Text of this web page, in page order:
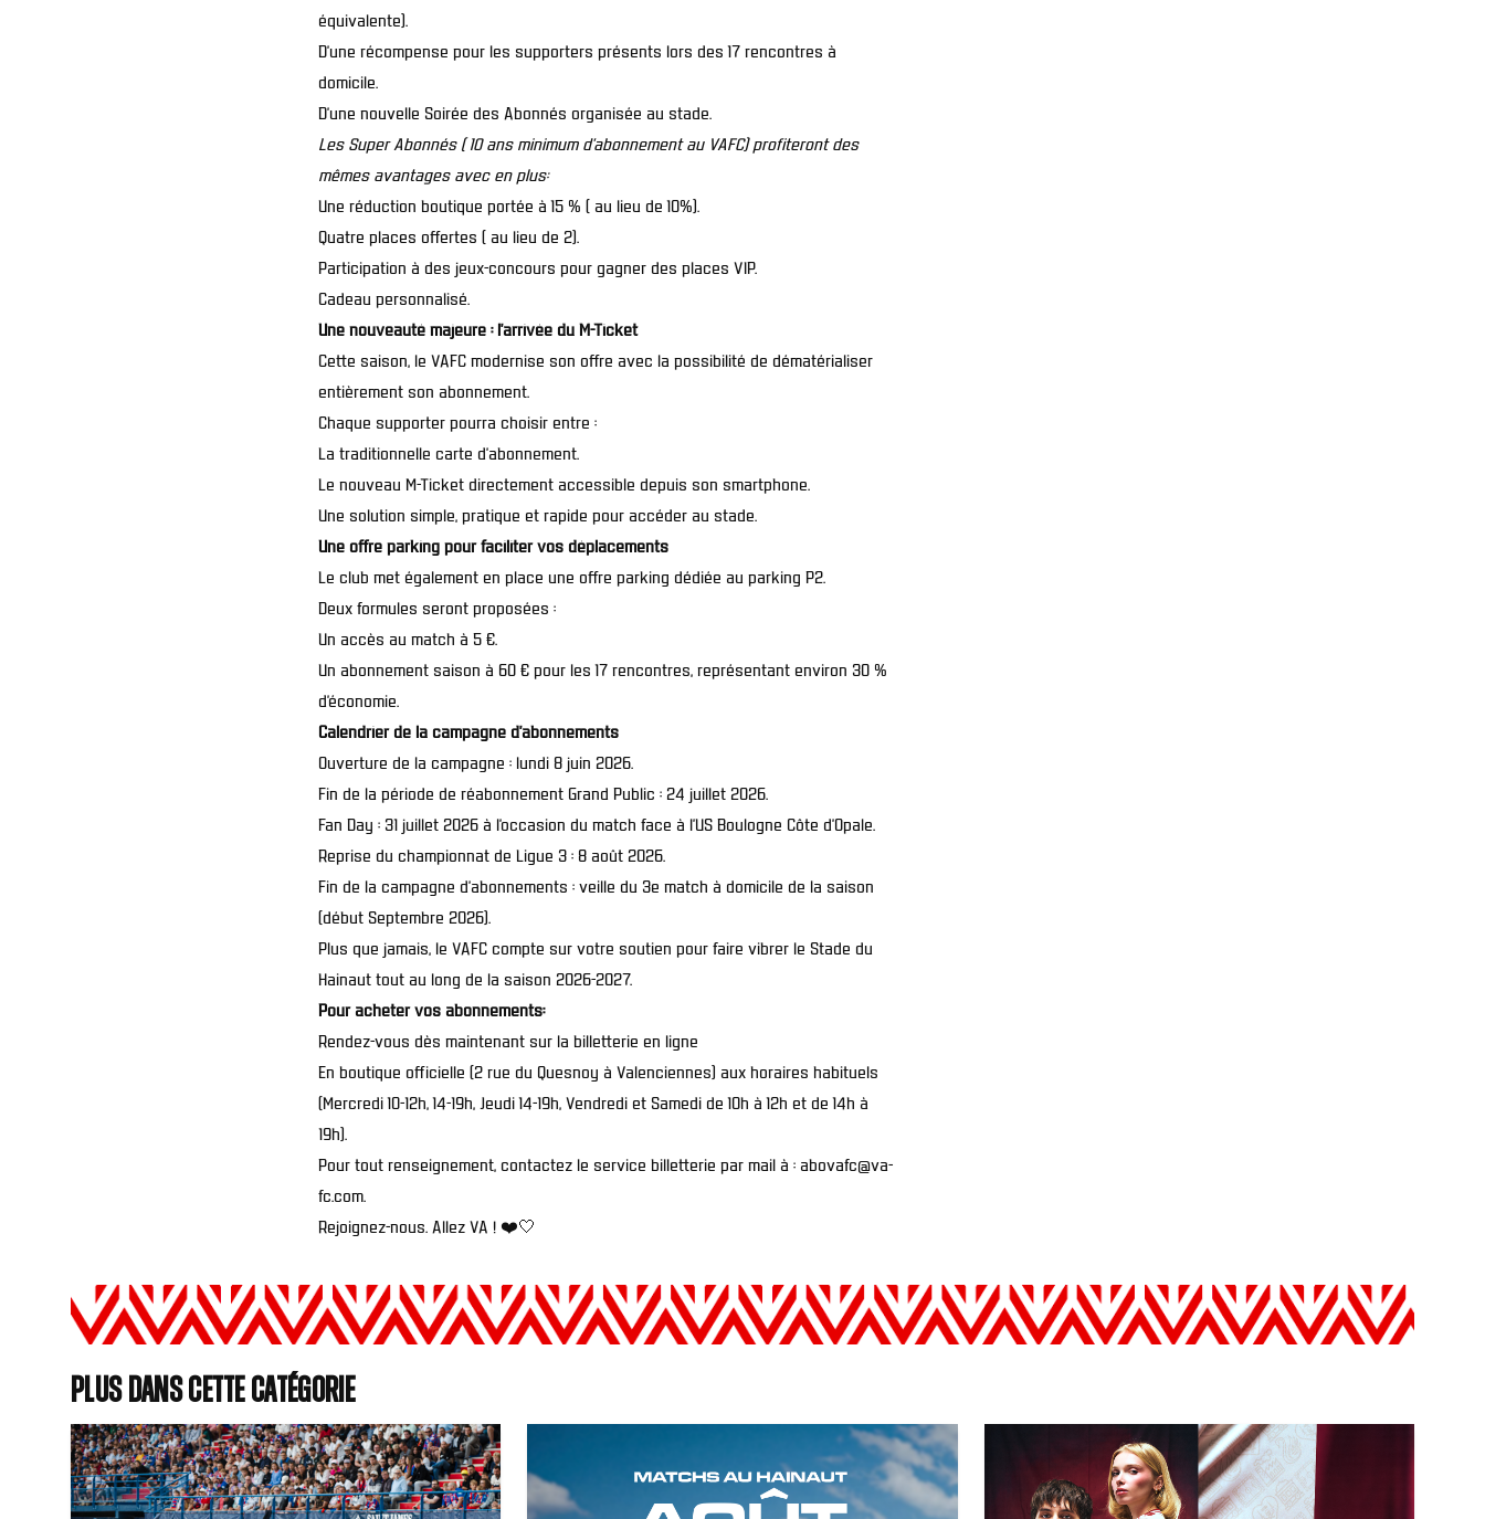
équivalente).
D’une récompense pour les supporters présents lors des 17 rencontres à
domicile.
D’une nouvelle Soirée des Abonnés organisée au stade.
Les Super Abonnés ( 10 ans minimum d’abonnement au VAFC) profiteront des
mêmes avantages avec en plus:
Une réduction boutique portée à 15 % ( au lieu de 10%).
Quatre places offertes ( au lieu de 2).
Participation à des jeux-concours pour gagner des places VIP.
Cadeau personnalisé.
Une nouveauté majeure : l’arrivée du M-Ticket
Cette saison, le VAFC modernise son offre avec la possibilité de dématérialiser
entièrement son abonnement.
Chaque supporter pourra choisir entre :
La traditionnelle carte d’abonnement.
Le nouveau M-Ticket directement accessible depuis son smartphone.
Une solution simple, pratique et rapide pour accéder au stade.
Une offre parking pour faciliter vos déplacements
Le club met également en place une offre parking dédiée au parking P2.
Deux formules seront proposées :
Un accès au match à 5 €.
Un abonnement saison à 60 € pour les 17 rencontres, représentant environ 30 %
d’économie.
Calendrier de la campagne d’abonnements
Ouverture de la campagne : lundi 8 juin 2026.
Fin de la période de réabonnement Grand Public : 24 juillet 2026.
Fan Day : 31 juillet 2026 à l’occasion du match face à l’US Boulogne Côte d’Opale.
Reprise du championnat de Ligue 3 : 8 août 2026.
Fin de la campagne d’abonnements : veille du 3e match à domicile de la saison
(début Septembre 2026).
Plus que jamais, le VAFC compte sur votre soutien pour faire vibrer le Stade du
Hainaut tout au long de la saison 2026-2027.
Pour acheter vos abonnements:
Rendez-vous dès maintenant sur la billetterie en ligne
En boutique officielle (2 rue du Quesnoy à Valenciennes) aux horaires habituels
(Mercredi 10-12h, 14-19h, Jeudi 14-19h, Vendredi et Samedi de 10h à 12h et de 14h à
19h).
Pour tout renseignement, contactez le service billetterie par mail à : abovafc@va-
fc.com.
Rejoignez-nous. Allez VA ! ❤️🤍
Plus dans cette catégorie